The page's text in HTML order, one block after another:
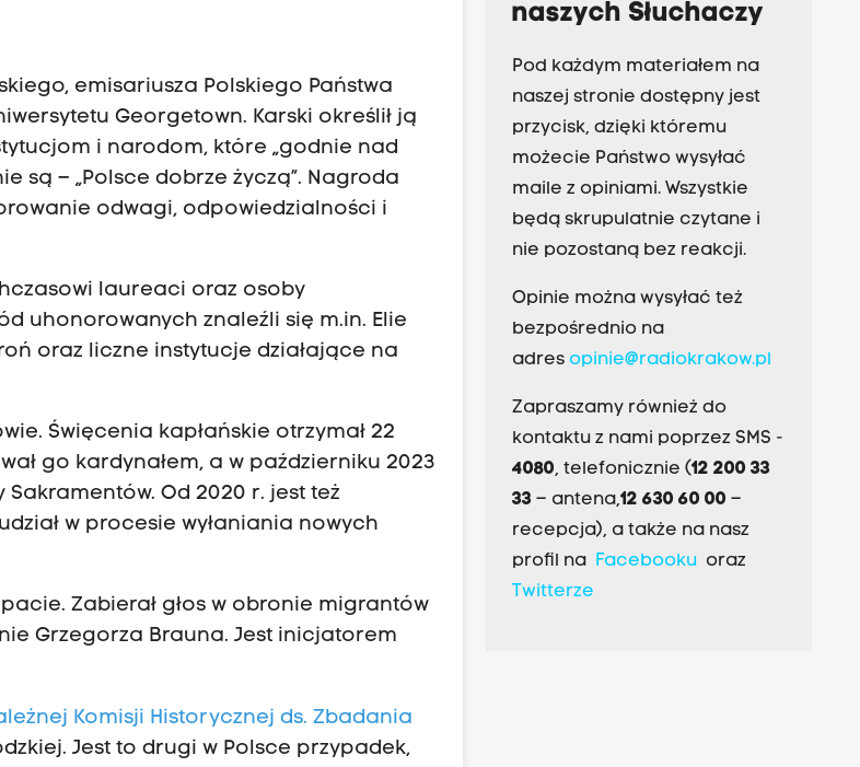
emisariusza Polskiego Państwa
Georgetown. Karski określił ją
i narodom, które „godnie nad
są – „Polsce dobrze życzą”. Nagroda
odwagi, odpowiedzialności i
laureaci oraz osoby
uhonorowanych znaleźli się m.in. Elie
oraz liczne instytucje działające na
Święcenia kapłańskie otrzymał 22
go kardynałem, a w październiku 2023
Sakramentów. Od 2020 r. jest też
w procesie wyłaniania nowych
Zabierał głos w obronie migrantów
Grzegorza Brauna. Jest inicjatorem
Komisji Historycznej ds. Zbadania
Jest to drugi w Polsce przypadek,
naszych Słuchaczy
Pod każdym materiałem na
naszej stronie dostępny jest
przycisk, dzięki któremu
możecie Państwo wysyłać
maile z opiniami. Wszystkie
będą skrupulatnie czytane i
nie pozostaną bez reakcji.
Opinie można wysyłać też
bezpośrednio na
adres opinie@radiokrakow.pl
Zapraszamy również do
kontaktu z nami poprzez SMS -
4080, telefonicznie (12 200 33
33– antena,12 630 60 00 –
recepcja), a także na nasz
profil na Facebookuoraz
Twitterze